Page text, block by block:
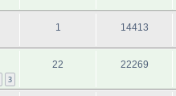
1 14413
3
22 22269